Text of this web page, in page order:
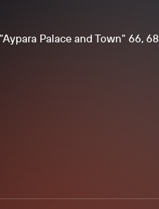
Palace and Town" 66, 68